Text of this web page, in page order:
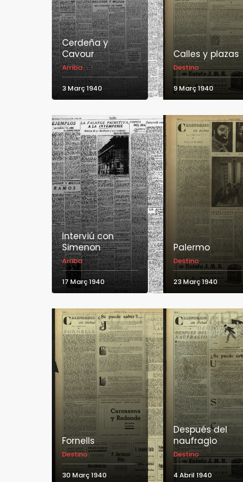
Cerdeña y
Cavour
Arriba
3 Març 1940
Calles y plazas
Destino
9 Març 1940
Interviú con
Simenon
Arriba
17 Març 1940
Palermo
Destino
23 Març 1940
Fornells
Destino
30 Març 1940
Después del
naufragio
Destino
4 Abril 1940